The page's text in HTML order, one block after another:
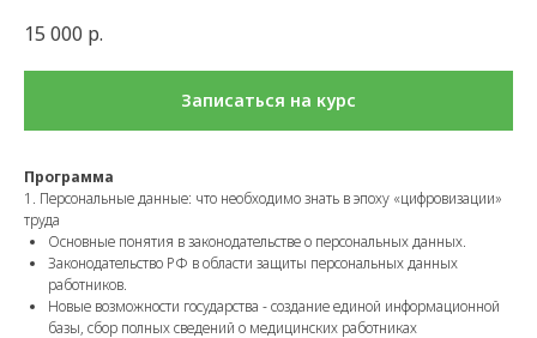
15 000 р.
Записаться на курс
Программа
1. Персональные данные: что необходимо знать в эпоху «цифровизации»
труда
Основные понятия в законодательстве о персональных данных.
Законодательство РФ в области защиты персональных данных
работников.
Новые возможности государства - создание единой информационной
базы, сбор полных сведений о медицинских работниках